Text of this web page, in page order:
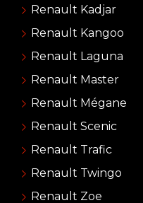
Renault Kadjar
Renault Kangoo
Renault Laguna
Renault Master
Renault Mégane
Renault Scenic
Renault Trafic
Renault Twingo
Renault Zoe